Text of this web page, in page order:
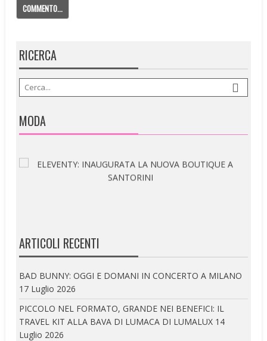
RICERCA
MODA
ARTICOLI RECENTI
BAD BUNNY: OGGI E DOMANI IN CONCERTO A MILANO
17 Luglio 2026
PICCOLO NEL FORMATO, GRANDE NEI BENEFICI: IL
TRAVEL KIT ALLA BAVA DI LUMACA DI LUMALUX 14
Luglio 2026